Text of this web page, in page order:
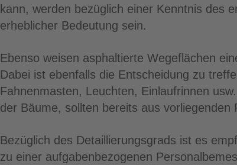
kann, werden bezüglich einer Kenntnis des
erheblicher Bedeutung sein.
Ebenso weisen asphaltierte Wegeflächen
Dabei ist ebenfalls die Entscheidung zu
Fahnenmasten, Leuchten, Einlaufrinnen
der Bäume, sollten bereits aus
Bezüglich des Detaillierungsgrads ist es
zu einer aufgabenbezogenen